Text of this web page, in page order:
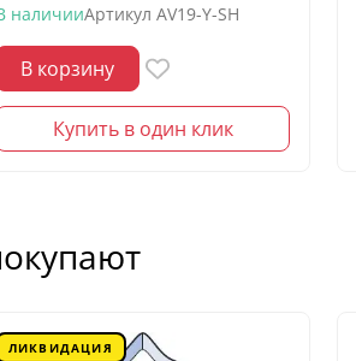
наличииАртикул AV19-Y-SH
В корзину
Купить в один клик
ЛИКВИДАЦИЯ